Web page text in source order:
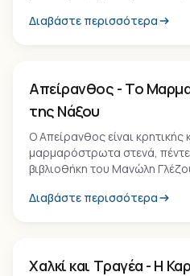
Διαβάστε περισσότερα
Οικισμός
Απείρανθος - Το
της Νάξου
Ο Απείρανθος είναι
μαρμαρόστρωτα στενά, πέντε
βιβλιοθήκη του Μανώλη
Διαβάστε περισσότερα
Οικισμός
Χαλκί και Τραγέα - Η